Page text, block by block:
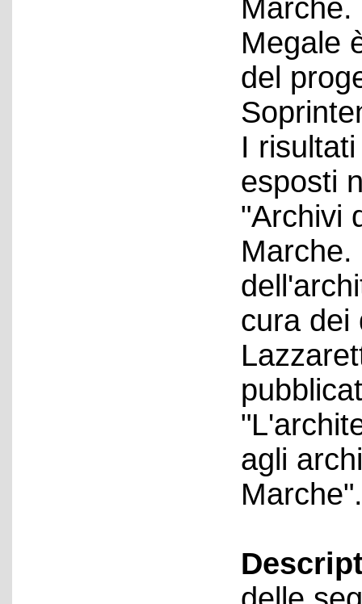
Megale
del
I
esposti
"Archivi
cura dei
agli
Marche".